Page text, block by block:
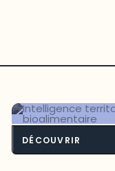
Intelligence
territoriale
DÉCOUVRIR